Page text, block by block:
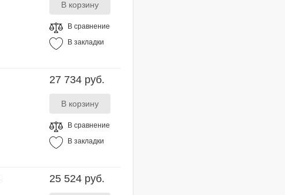
В сравнение
В закладки
27 734 руб.
В сравнение
В закладки
25 524 руб.